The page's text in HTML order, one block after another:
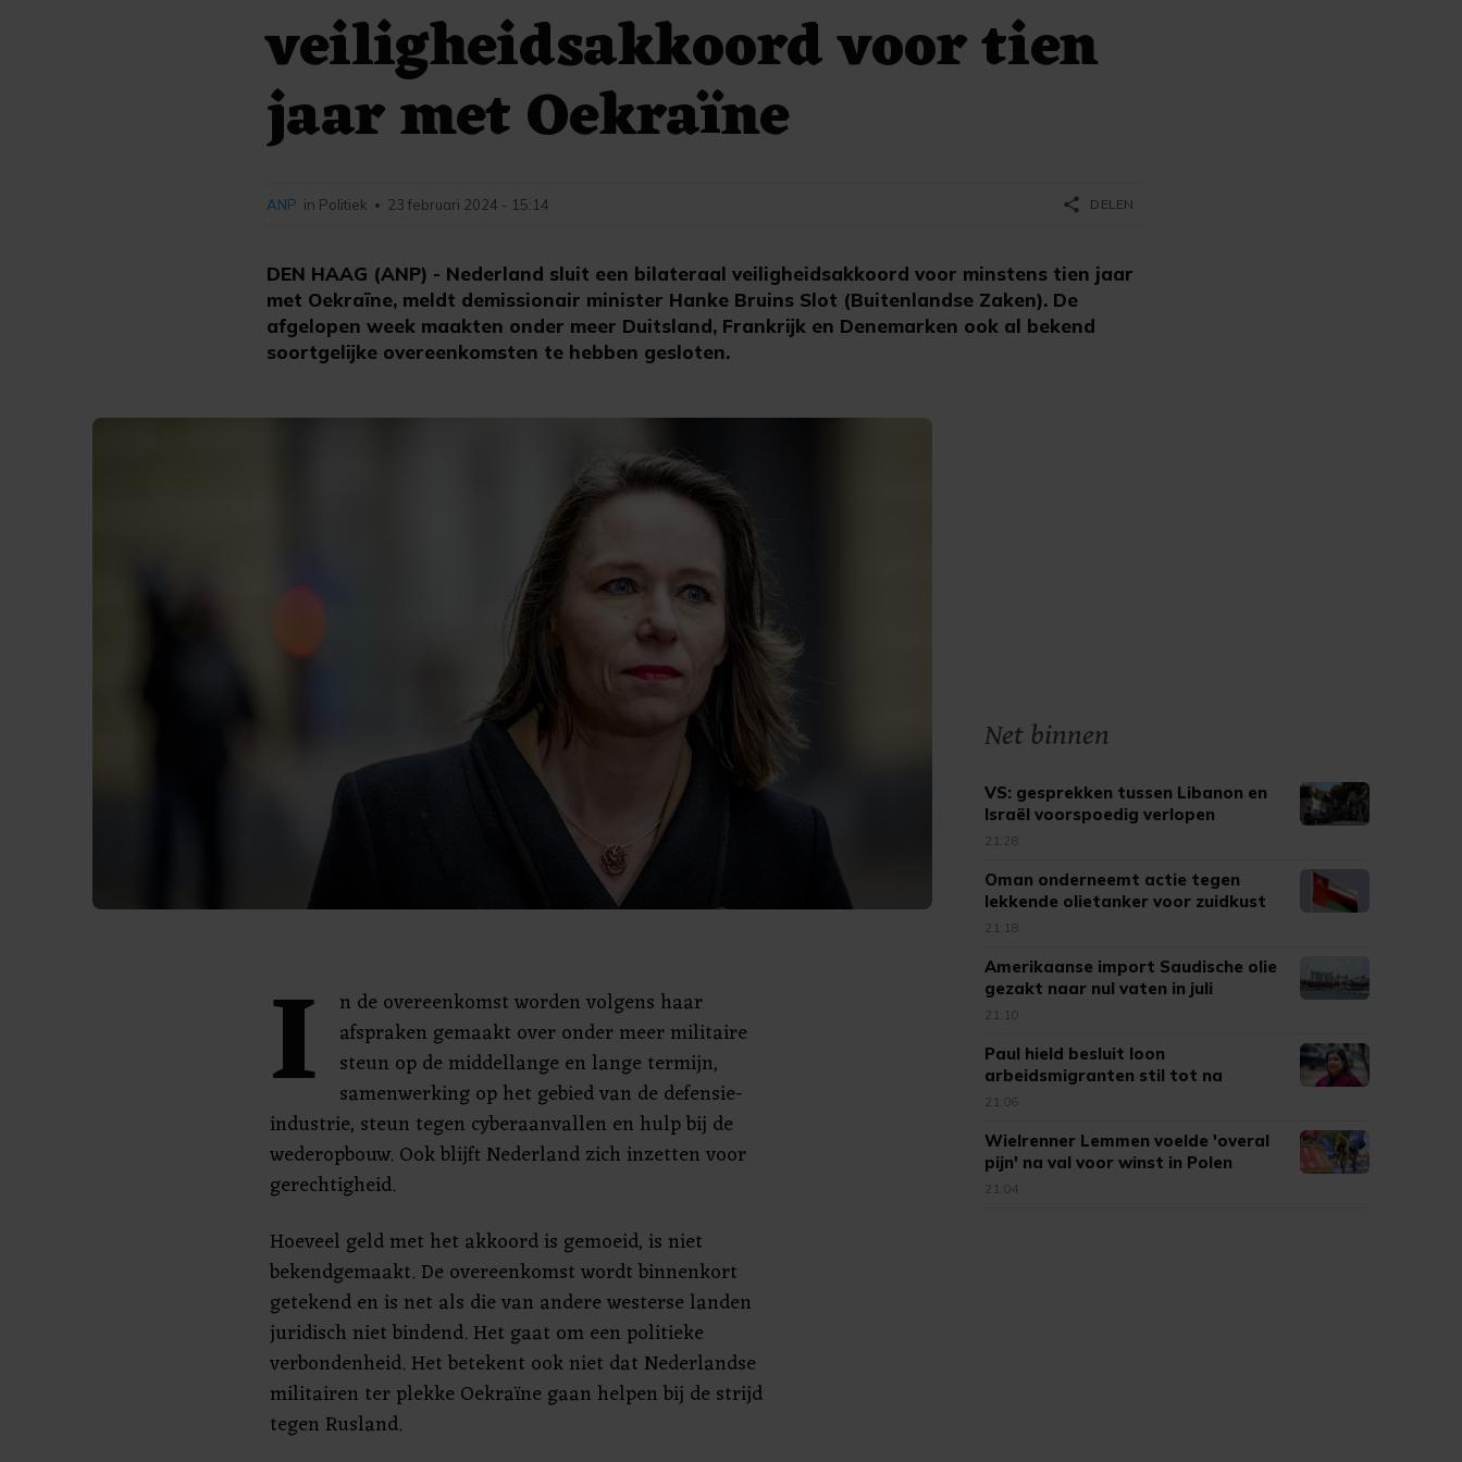
veiligheidsakkoord voor tien
jaar met Oekraïne
DEN HAAG (ANP) - Nederland sluit een bilateraal veiligheidsakkoord voor minstens tien jaar
met Oekraïne, meldt demissionair minister Hanke Bruins Slot (Buitenlandse Zaken). De
afgelopen week maakten onder meer Duitsland, Frankrijk en Denemarken ook al bekend
soortgelijke overeenkomsten te hebben gesloten.
ANP in Politiek • 23 februari 2024 - 15:14 share DELEN
I
n de overeenkomst worden volgens haar
afspraken gemaakt over onder meer militaire
steun op de middellange en lange termijn,
samenwerking op het gebied van de defensie-
industrie, steun tegen cyberaanvallen en hulp bij de
wederopbouw. Ook blijft Nederland zich inzetten voor
gerechtigheid.
Hoeveel geld met het akkoord is gemoeid, is niet
bekendgemaakt. De overeenkomst wordt binnenkort
getekend en is net als die van andere westerse landen
juridisch niet bindend. Het gaat om een politieke
verbondenheid. Het betekent ook niet dat Nederlandse
militairen ter plekke Oekraïne gaan helpen bij de strijd
tegen Rusland.
Net binnen
VS: gesprekken tussen Libanon en
Israël voorspoedig verlopen
21:28
Oman onderneemt actie tegen
lekkende olietanker voor zuidkust
21:18
Amerikaanse import Saudische olie
gezakt naar nul vaten in juli
21:10
Paul hield besluit loon
arbeidsmigranten stil tot na
verkiezingen
21:06
Wielrenner Lemmen voelde 'overal
pijn' na val voor winst in Polen
21:04